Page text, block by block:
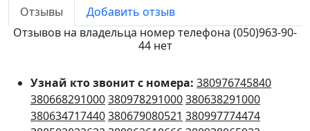
Отзывы
Добавить отзыв
Отзывов на владельца номер телефона (050)963-90-
44 нет
Узнай кто звонит с номера: 380976745840
380668291000380978291000380638291000
380634717440380679080521 380997774474